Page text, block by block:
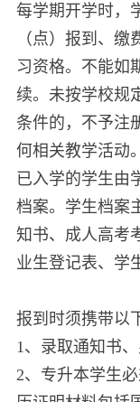
每学期开学时，
（点）报到、
习资格。不能如
续。未按学校规
条件的，不予注
何相关教学活动。
已入学的学生由
档案。学生档案
知书、成人高考
业生登记表、学
报到时须携带以
1、录取通知书
2、专升本学生